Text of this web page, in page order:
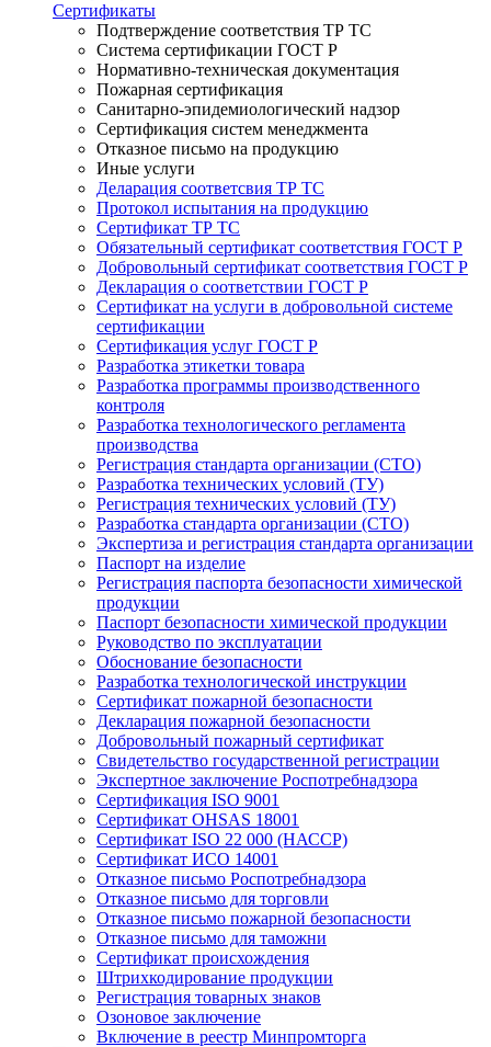
Сертификаты
Подтверждение соответствия ТР ТС
Система сертификации ГОСТ Р
Нормативно-техническая документация
Пожарная сертификация
Санитарно-эпидемиологический надзор
Сертификация систем менеджмента
Отказное письмо на продукцию
Иные услуги
Деларация соответсвия ТР ТС
Протокол испытания на продукцию
Сертификат ТР ТС
Обязательный сертификат соответствия ГОСТ Р
Добровольный сертификат соответствия ГОСТ Р
Декларация о соответствии ГОСТ Р
Сертификат на услуги в добровольной системе
сертификации
Сертификация услуг ГОСТ Р
Разработка этикетки товара
Разработка программы производственного
контроля
Разработка технологического регламента
производства
Регистрация стандарта организации (СТО)
Разработка технических условий (ТУ)
Регистрация технических условий (ТУ)
Разработка стандарта организации (СТО)
Экспертиза и регистрация стандарта организации
Паспорт на изделие
Регистрация паспорта безопасности химической
продукции
Паспорт безопасности химической продукции
Руководство по эксплуатации
Обоснование безопасности
Разработка технологической инструкции
Сертификат пожарной безопасности
Декларация пожарной безопасности
Добровольный пожарный сертификат
Свидетельство государственной регистрации
Экспертное заключение Роспотребнадзора
Сертификация ISO 9001
Сертификат OHSAS 18001
Сертификат ISO 22 000 (НАССР)
Сертификат ИСО 14001
Отказное письмо Роспотребнадзора
Отказное письмо для торговли
Отказное письмо пожарной безопасности
Отказное письмо для таможни
Сертификат происхождения
Штрихкодирование продукции
Регистрация товарных знаков
Озоновое заключение
Включение в реестр Минпромторга